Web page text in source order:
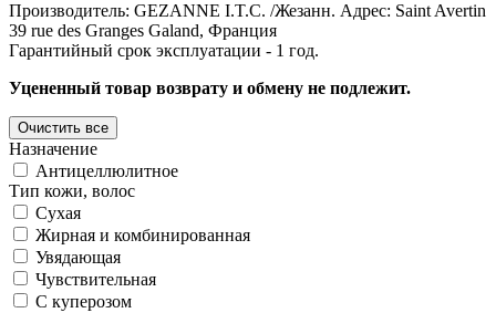
Производитель: GEZANNE I.T.C. /Жезанн. Адрес: Saint Avertin
39 rue des Granges Galand, Франция
Гарантийный срок эксплуатации - 1 год.
Уцененный товар возврату и обмену не подлежит.
Назначение
Антицеллюлитное
Тип кожи, волос
Сухая
Жирная и комбинированная
Увядающая
Чувствительная
С куперозом